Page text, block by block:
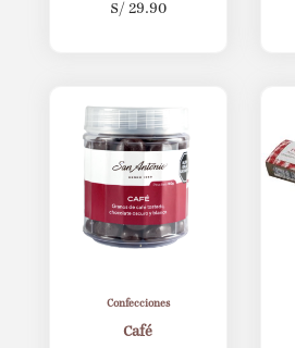
S/ 29.90
Confecciones
Café